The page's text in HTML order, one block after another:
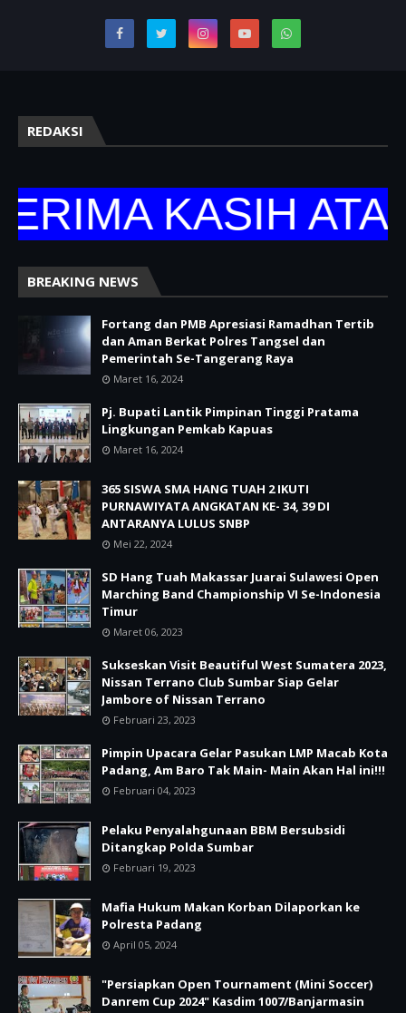
REDAKSI
KASIH ATAS
BREAKING NEWS
Fortang dan PMB Apresiasi Ramadhan Tertib
dan Aman Berkat Polres Tangsel dan
Pemerintah Se-Tangerang Raya
Maret 16, 2024
Pj. Bupati Lantik Pimpinan Tinggi Pratama
Lingkungan Pemkab Kapuas
Maret 16, 2024
365 SISWA SMA HANG TUAH 2 IKUTI
PURNAWIYATA ANGKATAN KE- 34, 39 DI
ANTARANYA LULUS SNBP
Mei 22, 2024
SD Hang Tuah Makassar Juarai Sulawesi Open
Marching Band Championship VI Se-Indonesia
Timur
Maret 06, 2023
Sukseskan Visit Beautiful West Sumatera 2023,
Nissan Terrano Club Sumbar Siap Gelar
Jambore of Nissan Terrano
Februari 23, 2023
Pimpin Upacara Gelar Pasukan LMP Macab Kota
Padang, Am Baro Tak Main- Main Akan Hal ini!!!
Februari 04, 2023
Pelaku Penyalahgunaan BBM Bersubsidi
Ditangkap Polda Sumbar
Februari 19, 2023
Mafia Hukum Makan Korban Dilaporkan ke
Polresta Padang
April 05, 2024
"Persiapkan Open Tournament (Mini Soccer)
Danrem Cup 2024" Kasdim 1007/Banjarmasin